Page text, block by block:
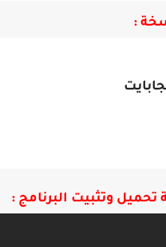
:
وتثبيت البرنامج :